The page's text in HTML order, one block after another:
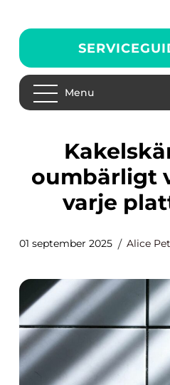
Menu
Kakelskärare: Ett
oumbärligt
varje
01 september 2025 Alice